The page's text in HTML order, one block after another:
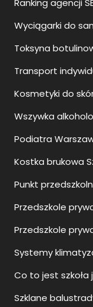
Ranking agencji
Wyciągarki do
Toksyna
Transport
Kosmetyki do
Wszywka
Podiatra
Kostka brukowa
Punkt
Przedszkole
Przedszkole
Systemy
Co to jest szkoła
Szklane